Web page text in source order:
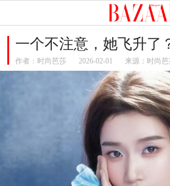
一个不注意，她飞升了
作者： 时尚芭莎 2026-02-01 来源：时尚